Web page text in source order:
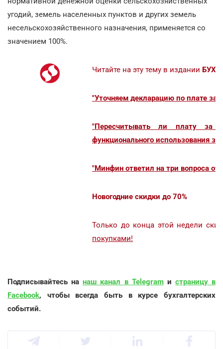
угодий, земель населенных пунктов и других земель
несельскохозяйственного назначения, применяется со
значением 100%.
Читайте на эту тему в издании
"Уточняем декларацию по плате за
"Пересчитывать ли плату за
функционального использования
"Минфин ответил на три вопроса
Новогодние скидки до 70%
Только до конца этой недели
покупками!
Подписывайтесь нанаш канал в Telegramи страницу в
Facebook, чтобы всегда быть в курсе бухгалтерских
событий.